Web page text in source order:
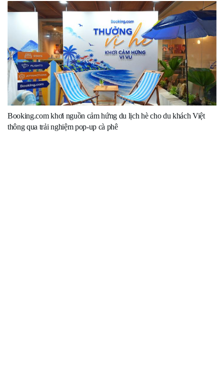
Booking.com khơi nguồn cảm hứng du lịch hè cho du khách Việt
thông qua trải nghiệm pop-up cà phê